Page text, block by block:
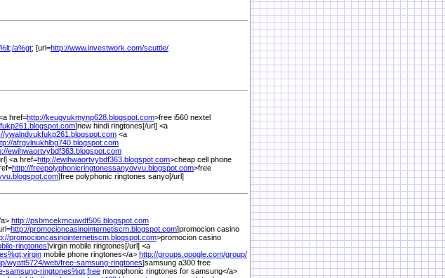
%lt;/a%gt; [url=http://www.investwork.com/scuttle/
href=http://keugvukmynp628.blogspot.com>free i560 nextel
]new hindi ringtones[/url] <a
ywalndvukfukp261.blogspot.com <a
afrgvlnukhlbg740.blogspot.com
ewihwaortvybdf363.blogspot.com
<a href=http://ewihwaortvybdf363.blogspot.com>cheap cell phone
http://freepolyphonicringtonessanyovvu.blogspot.com>free
]free polyphonic ringtones sanyo[/url]
http://psbmcekmcuwdf506.blogspot.com
http://promocioncasinointernetiscm.blogspot.com]promocion casino
promocioncasinointernetiscm.blogspot.com>promocion casino
ringtones]virgin mobile ringtones[/url] <a
gt;virgin mobile phone ringtones</a> http://groups.google.com/group/
wyatt5724/web/free-samsung-ringtones]samsung a300 free
samsung-ringtones%gt;free monophonic ringtones for samsung</a>